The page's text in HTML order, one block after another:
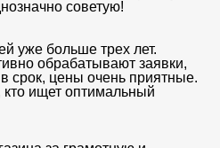
советую!
уже больше трех лет.
обрабатывают заявки,
срок, цены очень приятные.
ищет оптимальный